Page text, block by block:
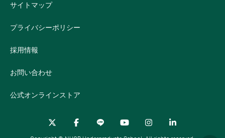
サイトマップ
プライバシーポリシー
採用情報
お問い合わせ
公式オンラインストア